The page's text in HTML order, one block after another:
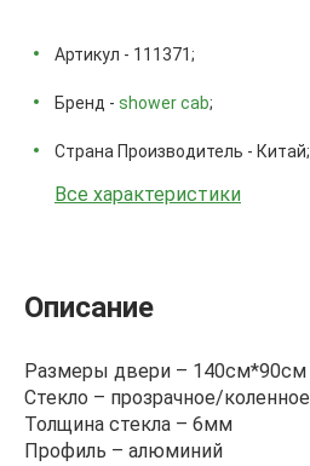
Артикул - 111371;
Бренд - shower cab;
Страна Производитель - Китай;
Все характеристики
Описание
Размеры двери – 140см*90см
Стекло – прозрачное/коленное
Толщина стекла – 6мм
Профиль – алюминий